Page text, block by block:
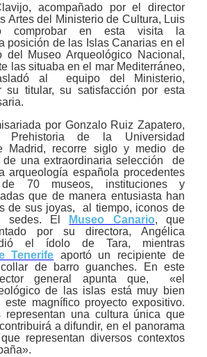
acompañado por el director
Artes del Ministerio de Cultura, Luis
comprobar en esta visita la
posición de las Islas Canarias en el
del Museo Arqueológico Nacional,
las situaba en el mar Mediterráneo,
al equipo del Ministerio,
su titular, su satisfacción por esta
por Gonzalo Ruiz Zapatero,
Prehistoria de la Universidad
Madrid, recorre siglo y medio de
de una extraordinaria selección de
arqueología española procedentes
70 museos, instituciones y
que de manera entusiasta han
de sus joyas, al tiempo, iconos de
sedes. El
Museo Canario, que
por su directora, Angélica
el ídolo de Tara, mientras
Tenerife aportó un recipiente de
de barro guanches. En este
general apunta que, «el
de las islas está muy bien
este magnífico proyecto expositivo.
representan una cultura única que
a difundir, en el panorama
representan diversos contextos